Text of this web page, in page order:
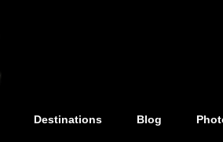
Destinations Blog